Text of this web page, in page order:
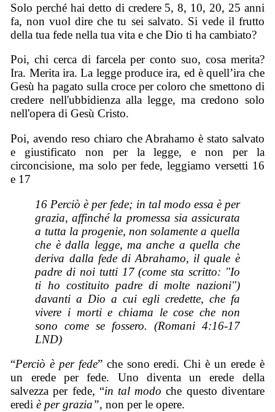
Solo perché hai detto di credere 5, 8, 10, 20, 25 anni
fa, non vuol dire che tu sei salvato. Si vede il frutto
della tua fede nella tua vita e che Dio ti ha cambiato?
Poi, chi cerca di farcela per conto suo, cosa merita?
Ira. Merita ira. La legge produce ira, ed è quell’ira che
Gesù ha pagato sulla croce per coloro che smettono di
credere nell'ubbidienza alla legge, ma credono solo
nell'opera di Gesù Cristo.
Poi, avendo reso chiaro che Abrahamo è stato salvato
e giustificato non per la legge, e non per la
circoncisione, ma solo per fede, leggiamo versetti 16
e 17
16 Perciò è per fede; in tal modo essa è per
grazia, affinché la promessa sia assicurata
a tutta la progenie, non solamente a quella
che è dalla legge, ma anche a quella che
deriva dalla fede di Abrahamo, il quale è
padre di noi tutti 17 (come sta scritto: "Io
ti ho costituito padre di molte nazioni")
davanti a Dio a cui egli credette, che fa
vivere i morti e chiama le cose che non
sono come se fossero. (Romani 4:16-17
LND)
“Perciò è per fede” che sono eredi. Chi è un erede è
un erede per fede. Uno diventa un erede della
salvezza per fede, “in tal modo che questo diventare
eredi è per grazia”, non per le opere.